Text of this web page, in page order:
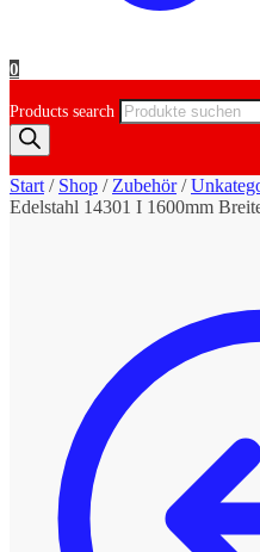
0
Products search
Start / Shop / Zubehör/
Edelstahl 14301 I 1600mm